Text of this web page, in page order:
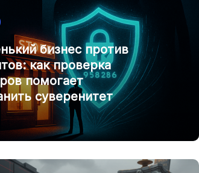
бизнес против
как проверка
помогает
суверенитет